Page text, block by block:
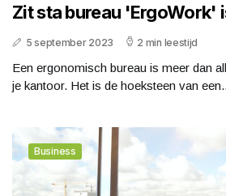
Zit sta bureau 'ErgoWork'
5 september 2023 2 min leestijd
Een ergonomisch bureau is meer dan
je kantoor. Het is de hoeksteen van
Business